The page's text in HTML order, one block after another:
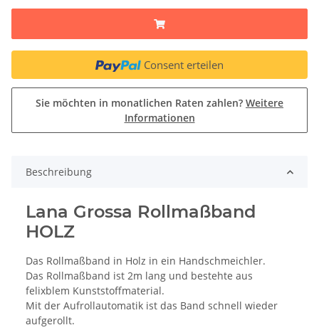
Consent erteilen
Sie möchten in monatlichen Raten zahlen? Weitere
Informationen
Beschreibung
Lana Grossa Rollmaßband
HOLZ
Das Rollmaßband in Holz in ein Handschmeichler.
Das Rollmaßband ist 2m lang und bestehte aus
felixblem Kunststoffmaterial.
Mit der Aufrollautomatik ist das Band schnell wieder
aufgerollt.